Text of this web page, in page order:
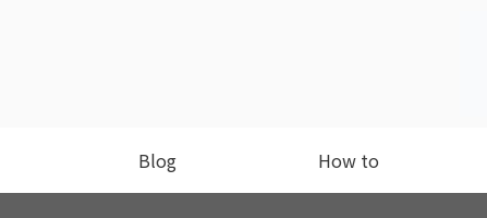
Blog How to